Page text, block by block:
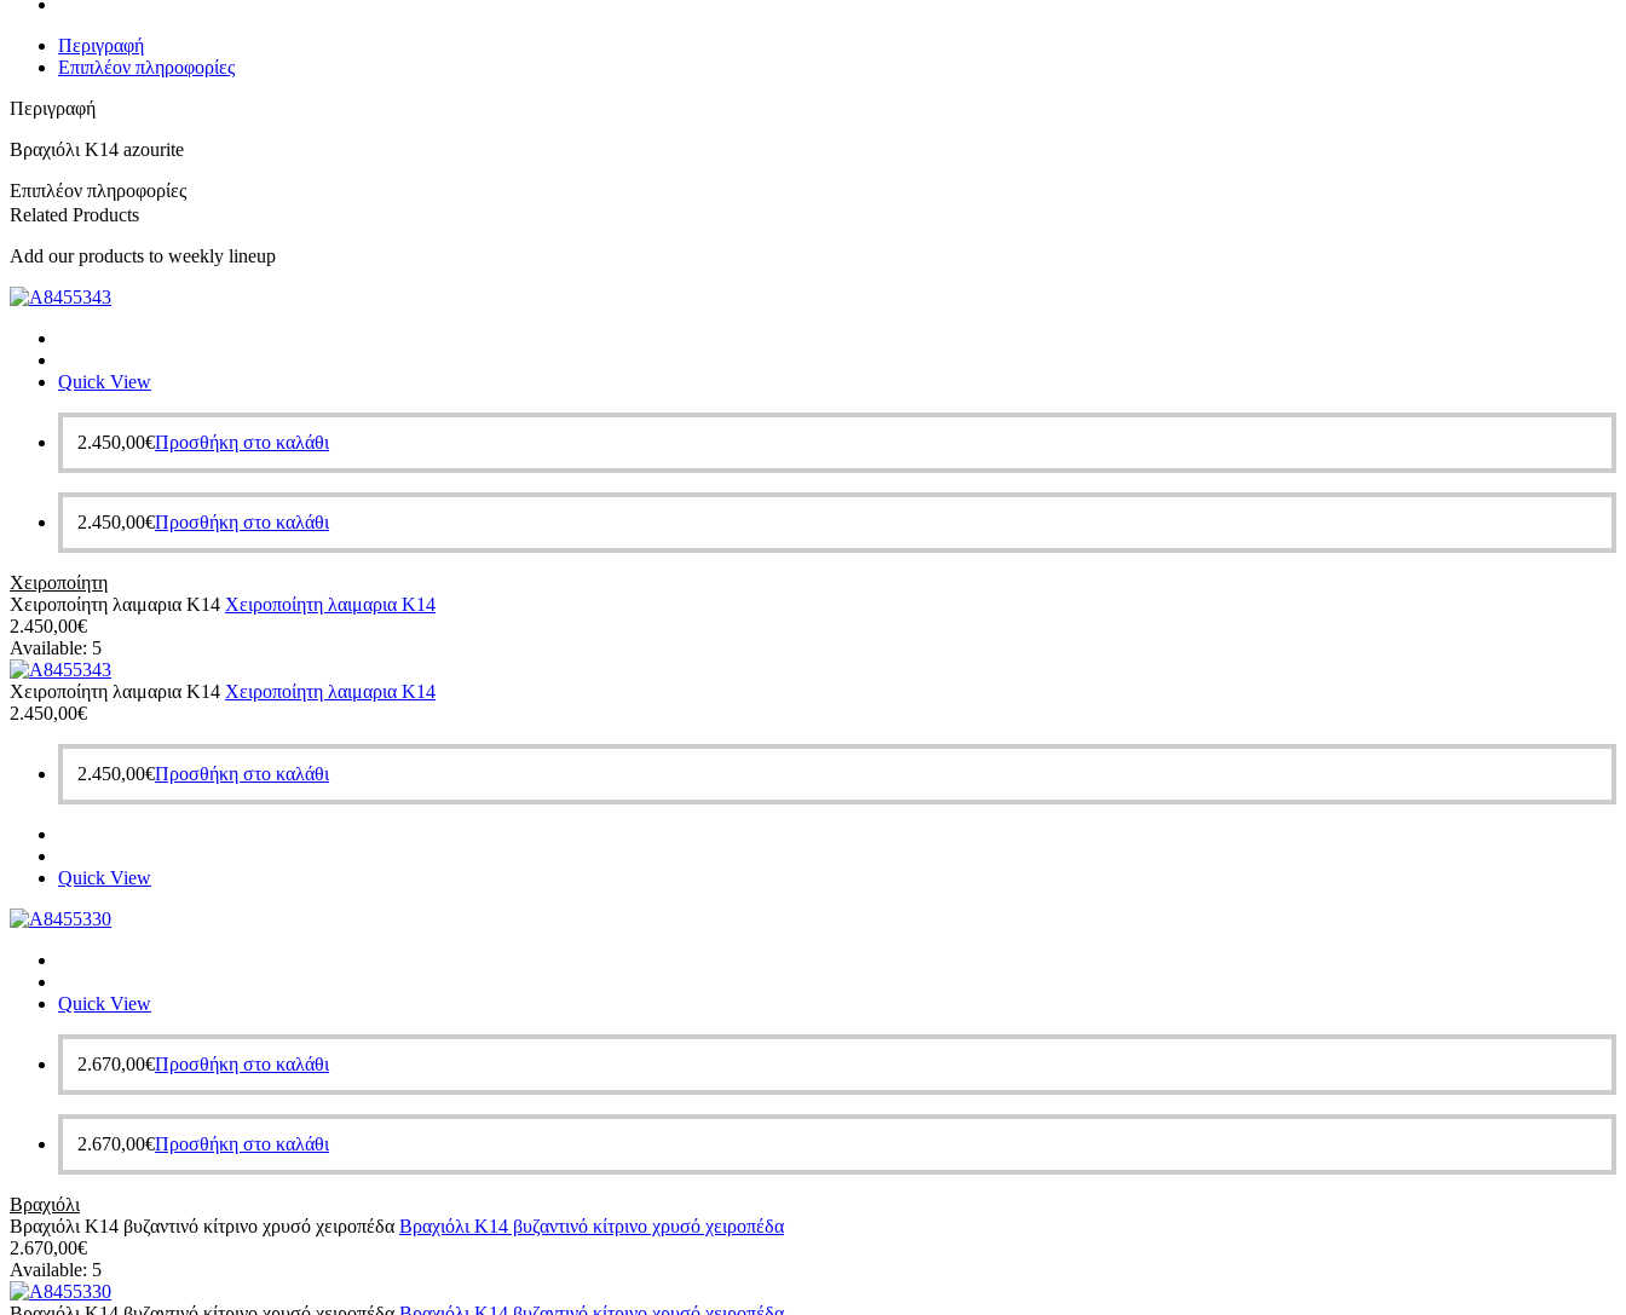
Περιγραφή
Επιπλέον πληροφορίες
Περιγραφή
Βραχιόλι Κ14 azourite
Επιπλέον πληροφορίες
Related Products
Add our products to weekly lineup
Quick View
2.450,00€Προσθήκη στο καλάθι
2.450,00€Προσθήκη στο καλάθι
Χειροποίητη
Χειροποίητη λαιμαρια Κ14 Χειροποίητη λαιμαρια Κ14
2.450,00€
Available: 5
Χειροποίητη λαιμαρια Κ14 Χειροποίητη λαιμαρια Κ14
2.450,00€
2.450,00€Προσθήκη στο καλάθι
Quick View
Quick View
2.670,00€Προσθήκη στο καλάθι
2.670,00€Προσθήκη στο καλάθι
Βραχιόλι
Βραχιόλι Κ14 βυζαντινό κίτρινο χρυσό χειροπέδα Βραχιόλι Κ14 βυζαντινό κίτρινο χρυσό χειροπέδα
2.670,00€
Available: 5